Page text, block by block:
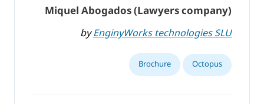
Miquel Abogados (Lawyers company)
byEnginyWorks technologies SLU
Octopus
Brochure